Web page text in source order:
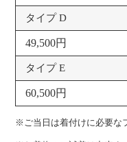
タイプ D
49,500円
タイプ E
60,500円
※ご当日は着付けに必要な